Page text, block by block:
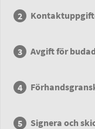
Avgift för
Signera och